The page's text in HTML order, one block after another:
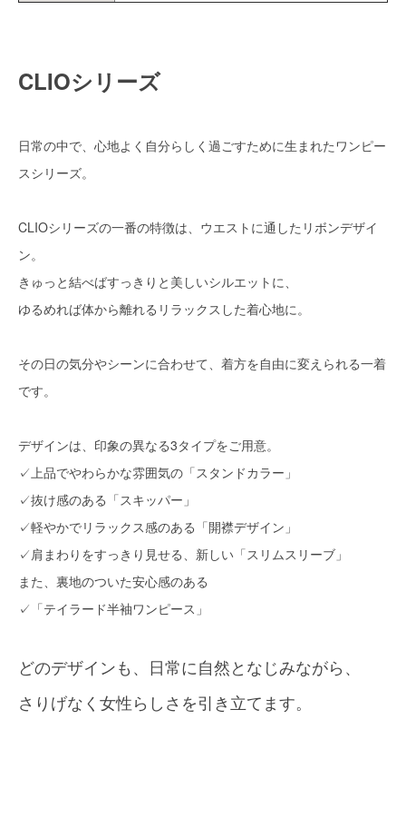
CLIOシリーズ
日常の中で、心地よく自分らしく過ごすために生まれたワンピー
スシリーズ。
CLIOシリーズの一番の特徴は、ウエストに通したリボンデザイ
ン。
きゅっと結べばすっきりと美しいシルエットに、
ゆるめれば体から離れるリラックスした着心地に。
その日の気分やシーンに合わせて、着方を自由に変えられる一着
です。
デザインは、印象の異なる3タイプをご用意。
✓上品でやわらかな雰囲気の「スタンドカラー」
✓抜け感のある「スキッパー」
✓軽やかでリラックス感のある「開襟デザイン」
✓肩まわりをすっきり見せる、新しい「スリムスリーブ」
また、裏地のついた安心感のある
✓「テイラード半袖ワンピース」
どのデザインも、日常に自然となじみながら、
さりげなく女性らしさを引き立てます。